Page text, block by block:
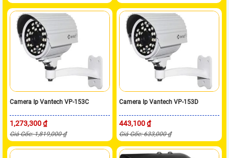
Camera Ip Vantech VP-153C
1,273,300 ₫
Giá Gốc: 1,819,000 ₫
Camera Ip Vantech VP-153D
443,100 ₫
Giá Gốc: 633,000 ₫